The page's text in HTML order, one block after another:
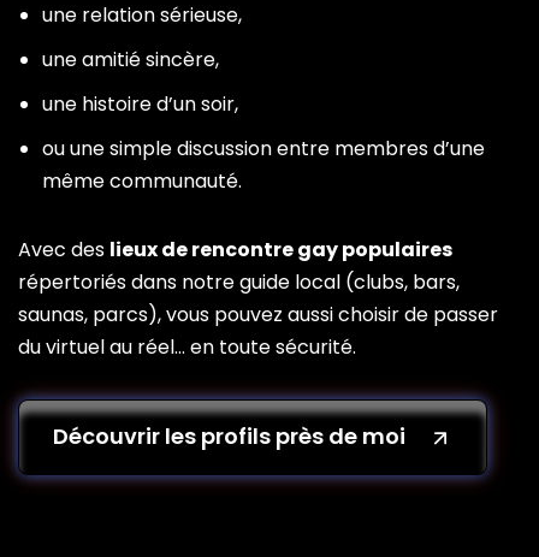
une relation sérieuse,
une amitié sincère,
une histoire d’un soir,
ou une simple discussion entre membres d’une
même communauté.
Avec des lieux de rencontre gay populaires
répertoriés dans notre guide local (clubs, bars,
saunas, parcs), vous pouvez aussi choisir de passer
du virtuel au réel… en toute sécurité.
Découvrir les profils près de moi